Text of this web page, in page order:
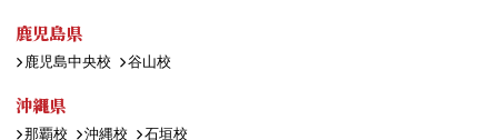
鹿児島県
鹿児島中央校 谷山校
沖縄県
那覇校 沖縄校 石垣校